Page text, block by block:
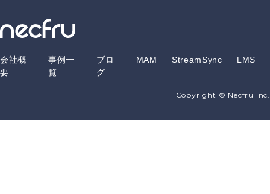
会社概
要
事例一
覧
ブロ
グ
MAM StreamSync LMS
Copyright © Necfru Inc.